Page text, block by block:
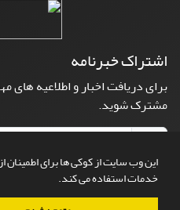
این وب سایت از کوکی ها برای اطمینان
خدمات استفاده می کند.
اشتراک خبرنامه
برای دریافت اخبار و اطلاعیه های
مشترک شوید.